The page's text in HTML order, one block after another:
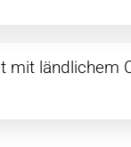
mit ländlichem